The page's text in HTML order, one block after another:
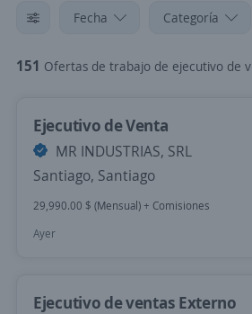
Fecha Categoría
151 Ofertas de trabajo de ejecutivo de ventas
Ejecutivo de Venta
MR INDUSTRIAS, SRL
Santiago, Santiago
29,990.00 $ (Mensual) + Comisiones
Ayer
Ejecutivo de ventas Externo